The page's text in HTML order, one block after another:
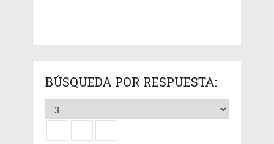
BÚSQUEDA POR RESPUESTA: